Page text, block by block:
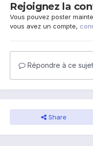
Rejoignez la
Vous pouvez poster
vous avez un compte,
Répondre à ce
Share